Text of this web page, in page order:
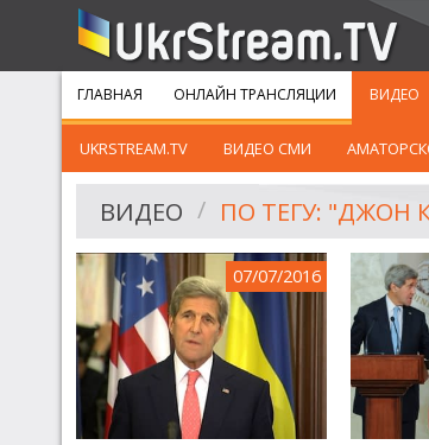
ГЛАВНАЯ ОНЛАЙН ТРАНСЛЯЦИИ ВИДЕО
UKRSTREAM.TV ВИДЕО СМИ
ВИДЕО ПО ТЕГУ: "ДЖОН
07/07/2016